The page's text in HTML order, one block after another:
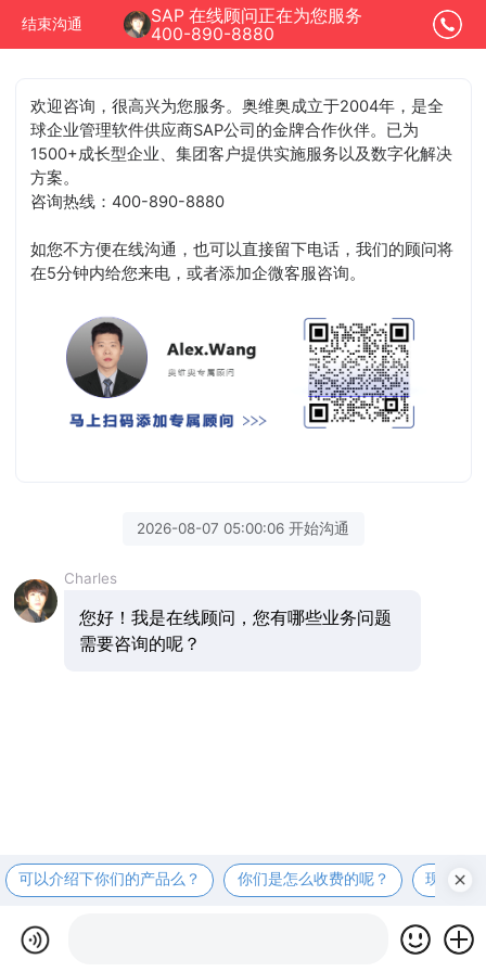
结束沟通
SAP 在线顾问正在为您服务
400-890-8880
欢迎咨询，很高兴为您服务。奥维奥成立于2004年，是全
球企业管理软件供应商SAP公司的金牌合作伙伴。已为
1500+成长型企业、集团客户提供实施服务以及数字化解决
方案。
咨询热线：400-890-8880
如您不方便在线沟通，也可以直接留下电话，我们的顾问将
在5分钟内给您来电，或者添加企微客服咨询。
2026-08-07 05:00:06 开始沟通
Charles
您好！我是在线顾问，您有哪些业务问题
需要咨询的呢？
可以介绍下你们的产品么？ 你们是怎么收费的呢？ 现在有